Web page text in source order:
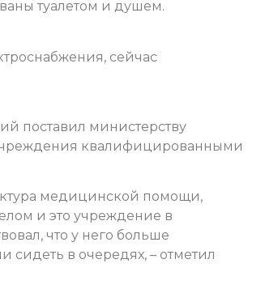
туалетом и душем.
сейчас
поставил министерству
квалифицированными
медицинской помощи,
и это учреждение в
что у него больше
сидеть в очередях, – отметил